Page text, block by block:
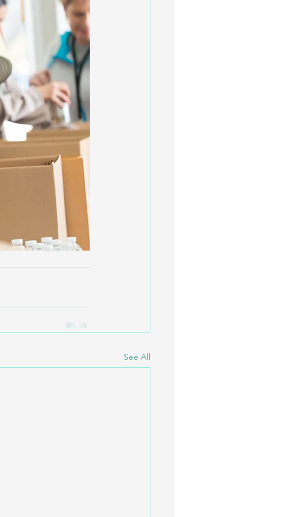
See All